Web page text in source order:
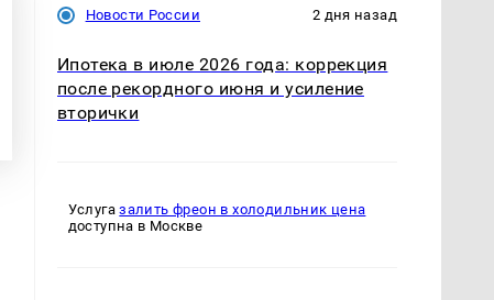
Новости России 2 дня назад
Ипотека в июле 2026 года: коррекция
после рекордного июня и усиление
вторички
Услугазалить фреон в холодильник цена
доступна в Москве